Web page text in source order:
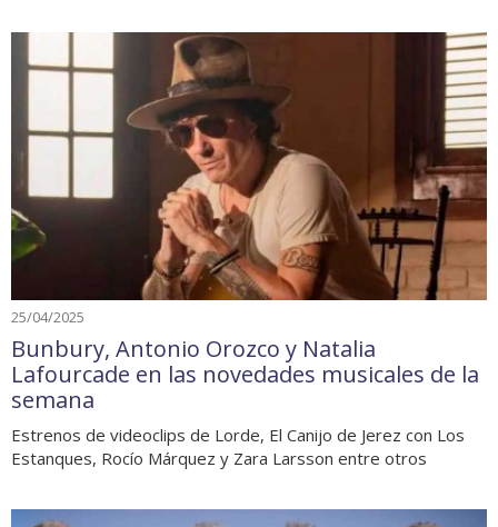
25/04/2025
Bunbury, Antonio Orozco y Natalia
Lafourcade en las novedades musicales de la
semana
Estrenos de videoclips de Lorde, El Canijo de Jerez con Los
Estanques, Rocío Márquez y Zara Larsson entre otros